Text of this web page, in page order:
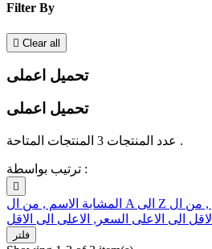
Filter By
 Clear all
تحميل اعملى
تحميل اعملى
عدد المنتجات 3 المنتجات المتاحة .
ترتيب بواسطة :

المشابة الاسم , من ال A الى Z
الاقل الى الاعلى السعر, الاعلى الى الاقل
فلتر